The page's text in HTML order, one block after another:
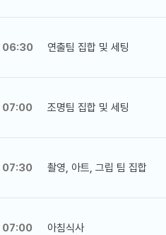
06:30 연출팀 집합 및 세팅
07:00 조명팀 집합 및 세팅
07:30 촬영, 아트, 그립 팀 집합
07:00 아침식사